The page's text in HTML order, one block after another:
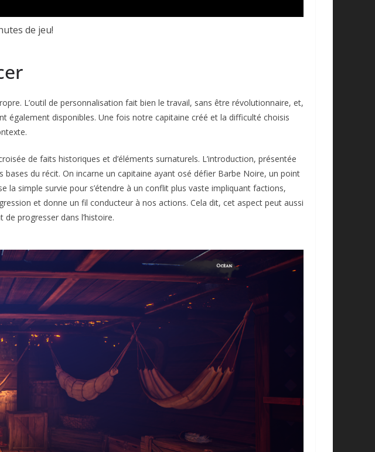
de jeu!
L’outil de personnalisation fait bien le travail, sans être révolutionnaire, et,
également disponibles. Une fois notre capitaine créé et la difficulté choisis
de faits historiques et d’éléments surnaturels. L’introduction, présentée
du récit. On incarne un capitaine ayant osé défier Barbe Noire, un point
la simple survie pour s’étendre à un conflit plus vaste impliquant factions,
et donne un fil conducteur à nos actions. Cela dit, cet aspect peut aussi
progresser dans l’histoire.